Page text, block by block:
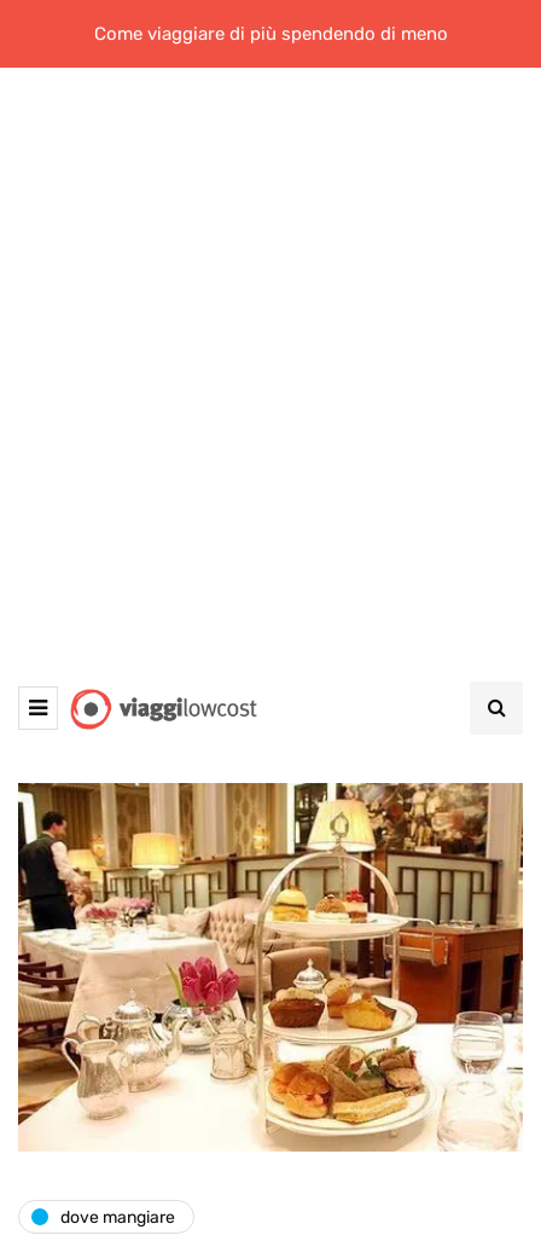
Come viaggiare di più spendendo di meno
dove mangiare